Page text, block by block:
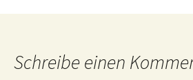
Schreibe einen